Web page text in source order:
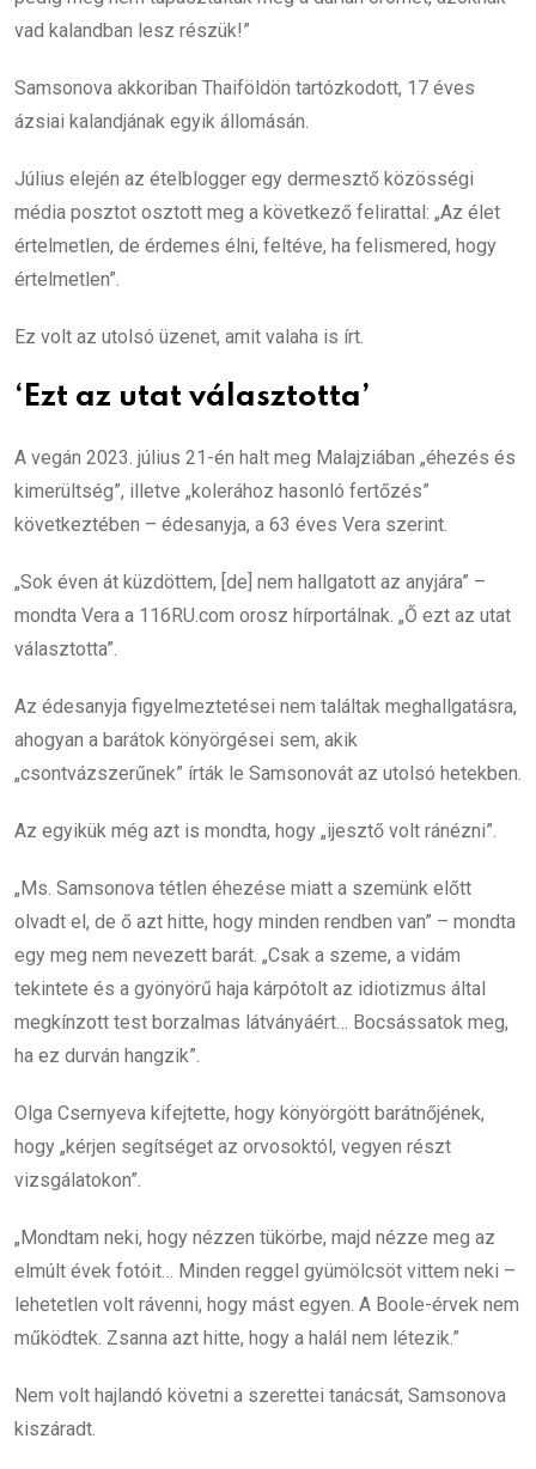
vad kalandban lesz részük!”
Samsonova akkoriban Thaiföldön tartózkodott, 17 éves
ázsiai kalandjának egyik állomásán.
Július elején az ételblogger egy dermesztő közösségi
média posztot osztott meg a következő felirattal: „Az élet
értelmetlen, de érdemes élni, feltéve, ha felismered, hogy
értelmetlen”.
Ez volt az utolsó üzenet, amit valaha is írt.
‘Ezt az utat választotta’
A vegán 2023. július 21-én halt meg Malajziában „éhezés és
kimerültség”, illetve „kolerához hasonló fertőzés”
következtében – édesanyja, a 63 éves Vera szerint.
„Sok éven át küzdöttem, [de] nem hallgatott az anyjára” –
mondta Vera a 116RU.com orosz hírportálnak. „Ő ezt az utat
választotta”.
Az édesanyja figyelmeztetései nem találtak meghallgatásra,
ahogyan a barátok könyörgései sem, akik
„csontvázszerűnek” írták le Samsonovát az utolsó hetekben.
Az egyikük még azt is mondta, hogy „ijesztő volt ránézni”.
„Ms. Samsonova tétlen éhezése miatt a szemünk előtt
olvadt el, de ő azt hitte, hogy minden rendben van” – mondta
egy meg nem nevezett barát. „Csak a szeme, a vidám
tekintete és a gyönyörű haja kárpótolt az idiotizmus által
megkínzott test borzalmas látványáért… Bocsássatok meg,
ha ez durván hangzik”.
Olga Csernyeva kifejtette, hogy könyörgött barátnőjének,
hogy „kérjen segítséget az orvosoktól, vegyen részt
vizsgálatokon”.
„Mondtam neki, hogy nézzen tükörbe, majd nézze meg az
elmúlt évek fotóit… Minden reggel gyümölcsöt vittem neki –
lehetetlen volt rávenni, hogy mást egyen. A Boole-érvek nem
működtek. Zsanna azt hitte, hogy a halál nem létezik.”
Nem volt hajlandó követni a szerettei tanácsát, Samsonova
kiszáradt.